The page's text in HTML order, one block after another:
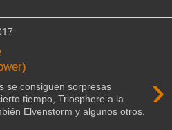
›
se consiguen sorpresas
tiempo, Triosphere a la
Elvenstorm y algunos otros.